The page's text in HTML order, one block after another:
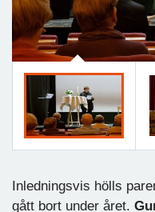
Inledningsvis hölls
gått bort under året.